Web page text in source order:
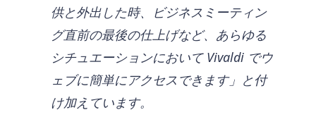
供と外出した時、ビジネスミーティン
グ直前の最後の仕上げなど、あらゆる
シチュエーションにおいて Vivaldi でウ
ェブに簡単にアクセスできます」と付
け加えています。